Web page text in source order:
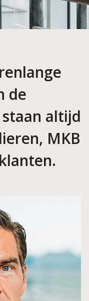
de
altijd
MKB